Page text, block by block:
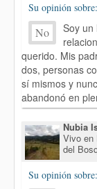
Su opinión
No
Soy un
querido. Mis
dos, personas
sí mismos y
abandonó en
Nubia
Vivo en
del
Su opinión